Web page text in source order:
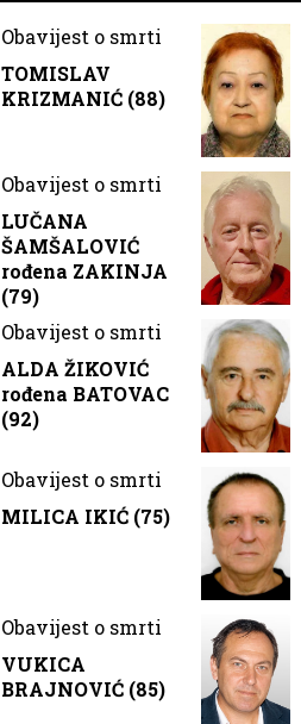
Obavijest o smrti
TOMISLAV
KRIZMANIĆ (88)
Obavijest o smrti
LUČANA
ŠAMŠALOVIĆ
rođena ZAKINJA
(79)
Obavijest o smrti
ALDA ŽIKOVIĆ
rođena BATOVAC
(92)
Obavijest o smrti
MILICA IKIĆ (75)
Obavijest o smrti
VUKICA
BRAJNOVIĆ (85)